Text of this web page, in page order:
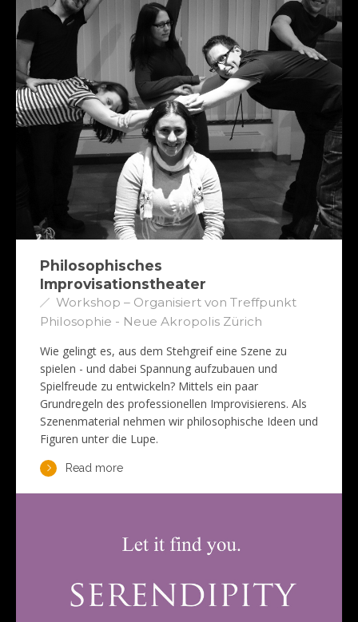
Philosophisches
Improvisationstheater
Workshop – Organisiert von Treffpunkt
Philosophie - Neue Akropolis Zürich
Wie gelingt es, aus dem Stehgreif eine Szene zu
spielen - und dabei Spannung aufzubauen und
Spielfreude zu entwickeln? Mittels ein paar
Grundregeln des professionellen Improvisierens. Als
Szenenmaterial nehmen wir philosophische Ideen und
Figuren unter die Lupe.
Read more